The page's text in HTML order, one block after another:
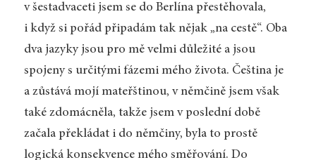
v šestadvaceti jsem se do Berlína přestěhovala,
i když si pořád připadám tak nějak „na cestě“. Oba
dva jazyky jsou pro mě velmi důležité a jsou
spojeny s určitými fázemi mého života. Čeština je
a zůstává mojí mateřštinou, v němčině jsem však
také zdomácněla, takže jsem v poslední době
začala překládat i do němčiny, byla to prostě
logická konsekvence mého směřování. Do